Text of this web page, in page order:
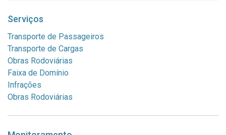
Serviços
Transporte de Passageiros
Transporte de Cargas
Obras Rodoviárias
Faixa de Domínio
Infrações
Obras Rodoviárias